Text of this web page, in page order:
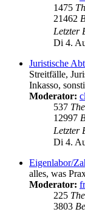
1475
21462
Letzter
Di 4.
Juristische
Streitfälle,
Inkasso,
Moderator:
537
12997
Letzter
Di 4.
Eigenlabor/
alles, was
Moderator:
225
3803